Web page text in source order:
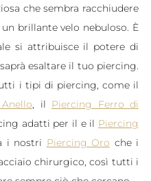
che sembra racchiudere
brillante velo nebuloso. È
si attribuisce il potere di
esaltare il tuo piercing.
i tipi di piercing, come il
, il Piercing Ferro di
adatti per il e il Piercing
i nostri Piercing Oro che i
chirurgico, così tutti i